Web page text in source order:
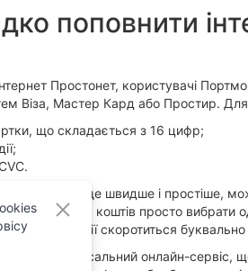
поповнити
Простонет, користувачі
Віза, Мастер Кард або Простир.
що складається з 16 цифр;
Простонет ще швидше і простіше,
переказу коштів просто вибрати
транзакції скоротиться буквально
і універсальний онлайн-сервіс,